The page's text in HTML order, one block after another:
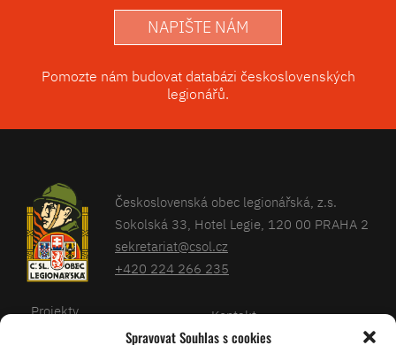
Spravovat Souhlas s cookies
NAPIŠTE NÁM
Pomozte nám budovat databázi československých
legionářů.
Československá obec legionářská, z.s.
Sokolská 33, Hotel Legie, 120 00 PRAHA 2
sekretariat@csol.cz
+420 224 266 235
Projekty
Kontakt